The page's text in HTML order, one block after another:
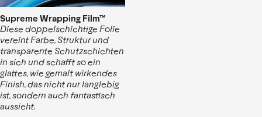
Supreme Wrapping Film™
Diese doppelschichtige Folie
vereint Farbe, Struktur und
transparente Schutzschichten
in sich und schafft so ein
glattes, wie gemalt wirkendes
Finish, das nicht nur langlebig
ist, sondern auch fantastisch
aussieht.